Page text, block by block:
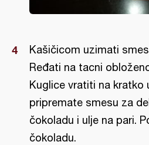
Kašičicom uzimati
Ređati na tacni
Kuglice vratiti na kratko
pripremate smesu za
čokoladu i ulje na pari.
čokoladu.